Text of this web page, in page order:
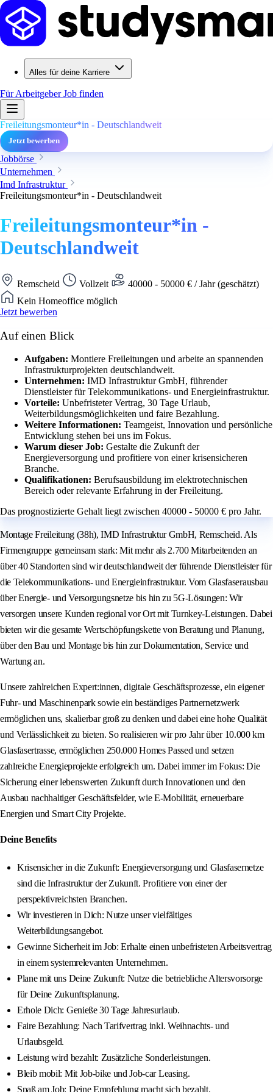
Alles für deine Karriere
Für ArbeitgeberJob finden
Freileitungsmonteur*in - Deutschlandweit
Jetzt bewerben
Jobbörse
Unternehmen
Imd Infrastruktur
Freileitungsmonteur*in - Deutschlandweit
Freileitungsmonteur*in -
Deutschlandweit
Remscheid Vollzeit
40000 - 50000 € / Jahr (geschätzt)
Kein Homeoffice möglich
Jetzt bewerben
Auf einen Blick
Aufgaben: Montiere Freileitungen und arbeite an spannenden
Infrastrukturprojekten deutschlandweit.
Unternehmen: IMD Infrastruktur GmbH, führender
Dienstleister für Telekommunikations- und Energieinfrastruktur.
Vorteile: Unbefristeter Vertrag, 30 Tage Urlaub,
Weiterbildungsmöglichkeiten und faire Bezahlung.
Weitere Informationen: Teamgeist, Innovation und persönliche
Entwicklung stehen bei uns im Fokus.
Warum dieser Job: Gestalte die Zukunft der
Energieversorgung und profitiere von einer krisensicheren
Branche.
Qualifikationen: Berufsausbildung im elektrotechnischen
Bereich oder relevante Erfahrung in der Freileitung.
Das prognostizierte Gehalt liegt zwischen 40000 - 50000 € pro Jahr.
Montage Freileitung (38h), IMD Infrastruktur GmbH, Remscheid. Als
Firmengruppe gemeinsam stark: Mit mehr als 2.700 Mitarbeitenden an
über 40 Standorten sind wir deutschlandweit der führende Dienstleister für
die Telekommunikations- und Energieinfrastruktur. Vom Glasfaserausbau
über Energie- und Versorgungsnetze bis hin zu 5G-Lösungen: Wir
versorgen unsere Kunden regional vor Ort mit Turnkey-Leistungen. Dabei
bieten wir die gesamte Wertschöpfungskette von Beratung und Planung,
über den Bau und Montage bis hin zur Dokumentation, Service und
Wartung an.
Unsere zahlreichen Expert:innen, digitale Geschäftsprozesse, ein eigener
Fuhr- und Maschinenpark sowie ein beständiges Partnernetzwerk
ermöglichen uns, skalierbar groß zu denken und dabei eine hohe Qualität
und Verlässlichkeit zu bieten. So realisieren wir pro Jahr über 10.000 km
Glasfasertrasse, ermöglichen 250.000 Homes Passed und setzen
zahlreiche Energieprojekte erfolgreich um. Dabei immer im Fokus: Die
Sicherung einer lebenswerten Zukunft durch Innovationen und den
Ausbau nachhaltiger Geschäftsfelder, wie E‑Mobilität, erneuerbare
Energien und Smart City Projekte.
Deine Benefits
Krisensicher in die Zukunft: Energieversorgung und Glasfasernetze
sind die Infrastruktur der Zukunft. Profitiere von einer der
perspektivreichsten Branchen.
Wir investieren in Dich: Nutze unser vielfältiges
Weiterbildungsangebot.
Gewinne Sicherheit im Job: Erhalte einen unbefristeten Arbeitsvertrag
in einem systemrelevanten Unternehmen.
Plane mit uns Deine Zukunft: Nutze die betriebliche Altersvorsorge
für Deine Zukunftsplanung.
Erhole Dich: Genieße 30 Tage Jahresurlaub.
Faire Bezahlung: Nach Tarifvertrag inkl. Weihnachts- und
Urlaubsgeld.
Leistung wird bezahlt: Zusätzliche Sonderleistungen.
Bleib mobil: Mit Job-bike und Job-car Leasing.
Spaß am Job: Deine Empfehlung macht sich bezahlt.